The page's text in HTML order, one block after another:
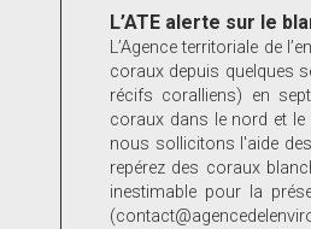
L’ATE alerte sur le
L’Agence territoriale de
coraux depuis quelques
récifs coralliens) en
coraux dans le nord et
nous sollicitons l'aide
repérez des coraux
inestimable pour la